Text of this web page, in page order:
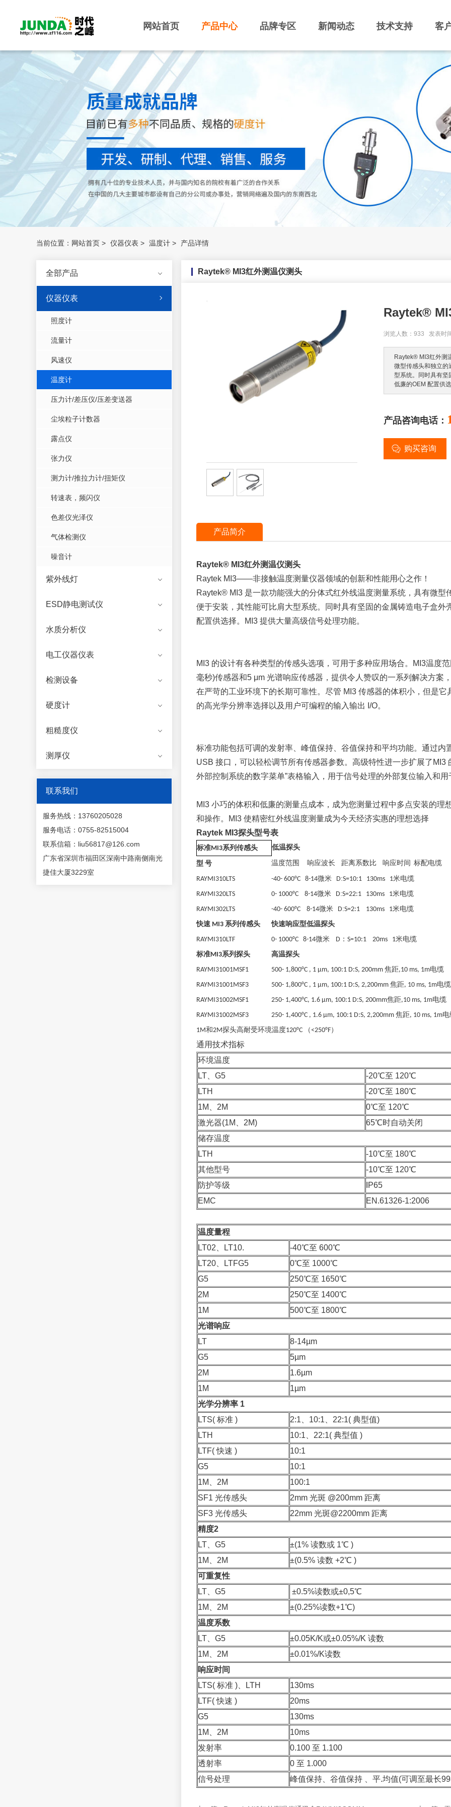
网站首页 产品中心 品牌专区 新闻动态 技术支持 客
当前位置： 网站首页 > 仪器仪表 > 温度计 > 产品详情
全部产品
仪器仪表
照度计
流量计
风速仪
温度计
压力计/差压仪/压差变送器
尘埃粒子计数器
露点仪
张力仪
测力计/推拉力计/扭矩仪
转速表，频闪仪
色差仪光泽仪
气体检测仪
噪音计
紫外线灯
ESD静电测试仪
水质分析仪
电工仪器仪表
检测设备
硬度计
粗糙度仪
测厚仪
联系我们
服务热线：13760205028
服务电话：0755-82515004
联系信箱：liu56817@126.com
广东省深圳市福田区深南中路南侧南光
捷佳大厦3229室
Raytek® MI3红外测温仪测头
Raytek®
浏览人数：933 发表时
Raytek® MI3红外测
微型传感头和独立的
型系统。同时具有坚
低廉的OEM 配置供
产品咨询电话：
购买咨询
产品简介
Raytek® MI3红外测温仪测头
Raytek MI3——非接触温度测量仪器领域的创新和性能用心之作！
Raytek® MI3 是一款功能强大的分体式红外线温度测量系统，具有微
便于安装，其性能可比肩大型系统。同时具有坚固的金属铸造电子盒
配置供选择。MI3 提供大量高级信号处理功能。
MI3 的设计有各种类型的传感头选项，可用于多种应用场合。MI3温度
毫秒)传感器和5 μm 光谱响应传感器，提供令人赞叹的一系列解决方案
在严苛的工业环境下的长期可靠性。尽管 MI3 传感器的体积小，但是
的高光学分辨率选择以及用户可编程的输入输出 I/O。
标准功能包括可调的发射率、峰值保持、谷值保持和平均功能。通过内
USB 接口，可以轻松调节所有传感器参数。高级特性进一步扩展了
外部控制系统的数字菜单”表格输入，用于信号处理的外部复位输入和
MI3 小巧的体积和低廉的测量点成本，成为您测量过程中多点安装的理
和操作。MI3 使精密红外线温度测量成为今天经济实惠的理想选择
Raytek MI3探头型号表
标准MI3系列传感头 低温探头
型 号 温度范围 响应波长 距离系数比 响应时间 标配电缆
RAYMI310LTS -40- 600°C 8-14微米 D:S=10:1 130ms 1米电缆
RAYMI320LTS 0- 1000°C 8-14微米 D:S=22:1 130ms 1米电缆
RAYMI302LTS -40- 600°C 8-14微米 D:S=2:1 130ms 1米电缆
快速 MI3 系列传感头 快速响应型低温探头
RAYMI310LTF 0- 1000°C 8-14微米 D ： S=10:1 20ms 1米电缆
标准MI3系列探头 高温探头
RAYMI31001MSF1 500- 1,800°C , 1 μm, 100:1 D:S, 200mm 焦距,10 ms, 1m电缆
RAYMI31001MSF3 500- 1,800°C , 1 μm, 100:1 D:S, 2,200mm 焦距, 10 ms, 1m电缆
RAYMI31002MSF1 250- 1,400°C, 1.6 μm, 100:1 D:S, 200mm焦距,10 ms, 1m电缆
RAYMI31002MSF3 250- 1,400°C , 1.6 μm, 100:1 D:S, 2,200mm 焦距, 10 ms, 1m电
1M和2M探头高耐受环境温度120°C （<250°F）
通用技术指标
环境温度
LT、G5
-20℃至 120℃
LTH
-20℃至 180℃
1M、2M
0℃至 120℃
激光器(1M、2M)
65℃时自动关闭
储存温度
LTH
-10℃至 180℃
其他型号
-10℃至 120℃
防护等级
IP65
EMC
EN.61326-1:2006
温度量程
LT02、LT10.
-40℃至 600℃
LT20、LTFG5
0℃至 1000℃
G5
250℃至 1650℃
2M
250℃至 1400℃
1M
500℃至 1800℃
光谱响应
LT
8-14µm
G5
5µm
2M
1.6µm
1M
1µm
光学分辨率 1
LTS( 标准 )
2:1、10:1、22:1( 典型值)
LTH
10:1、22:1( 典型值 )
LTF( 快速 )
10:1
G5
10:1
1M、2M
100:1
SF1 光传感头
2mm 光斑 @200mm 距离
SF3 光传感头
22mm 光斑@2200mm 距离
精度2
LT、G5
±(1% 读数或 1℃ )
1M、2M
±(0.5% 读数 +2℃ )
可重复性
LT、G5
±0.5%读数或±0,5℃
1M、2M
±(0.25%读数+1℃)
温度系数
LT、G5
±0.05K/K或±0.05%/K 读数
1M、2M
±0.01%/K读数
响应时间
LTS( 标准 )、LTH
130ms
LTF( 快速 )
20ms
G5
130ms
1M、2M
10ms
发射率
0.100 至 1.100
透射率
0 至 1.000
信号处理
峰值保持、谷值保持 、平.均值(可调至最长